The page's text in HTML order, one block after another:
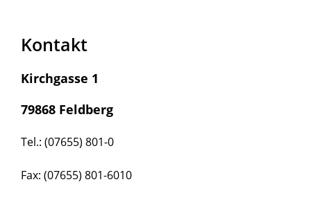
Kontakt
Kirchgasse 1
79868 Feldberg
Tel.: (07655) 801-0
Fax: (07655) 801-6010